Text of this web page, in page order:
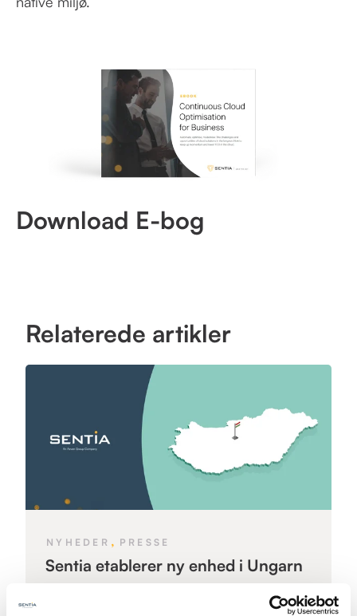
Download E-bog
Relaterede artikler
NYHEDER , PRESSE
Sentia etablerer ny enhed i Ungarn
Med ambitionen om at styrke kompetencer og